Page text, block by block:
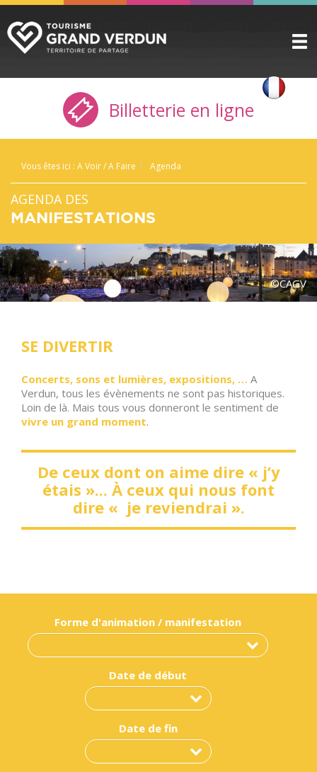
DÉCOUVRIR
A VOIR / A FAIRE
INFOS PRATIQUES
SERVICE GROUPES
ESPACE PRO
CITADELLE
BILLETTERIE
Billetterie en ligne
Vous êtes ici : A Voir / A Faire Agenda
AGENDA DES
MANIFESTATIONS
©CAGV
SE DIVERTIR
Concerts, sons et lumières, expositions, … A
Verdun, tous les évènements ne sont pas historiques.
Loin de là. Mais tous vous donneront le sentiment de
vivre un grand moment.
De ceux dont on aime dire « j’y
étais »... À ceux qui nous font
dire « je reviendrai ».
Forme d'animation / manifestation
Date de début
Date de fin